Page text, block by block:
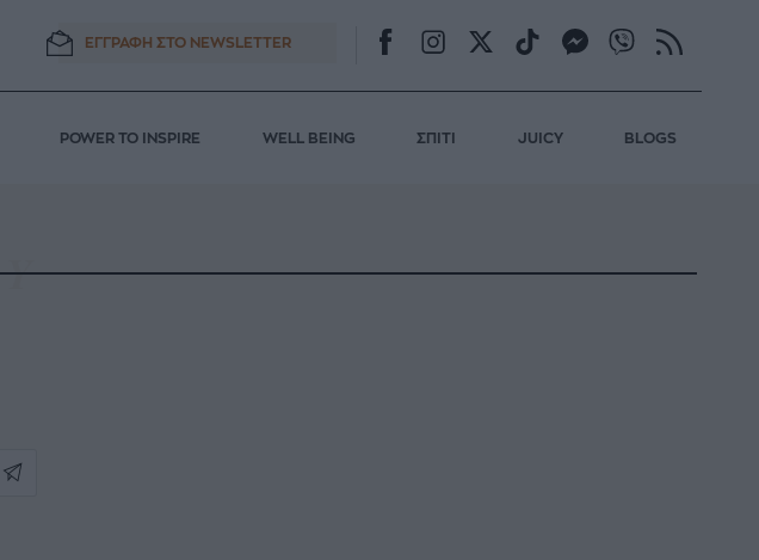
ΕΓΓΡΑΦΗ ΣΤΟ NEWSLETTER
POWER TO INSPIRE WELL BEING ΣΠΙΤΙ JUICY BLOGS